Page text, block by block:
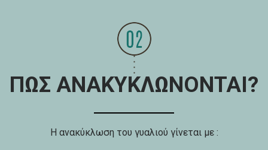
ΠΩΣ ΑΝΑΚΥΚΛΩΝΟΝΤΑΙ?
Η ανακύκλωση του γυαλιού γίνεται με :